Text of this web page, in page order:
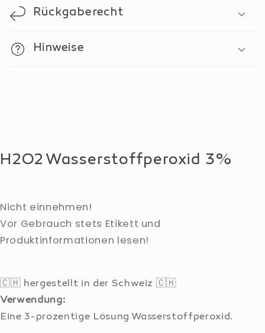
Rückgaberecht
Hinweise
H2O2 Wasserstoffperoxid 3%
Nicht einnehmen!
Vor Gebrauch stets Etikett und
Produktinformationen lesen!
🇨🇭 hergestellt in der Schweiz 🇨🇭
Verwendung:
Eine 3-prozentige Lösung Wasserstoffperoxid.